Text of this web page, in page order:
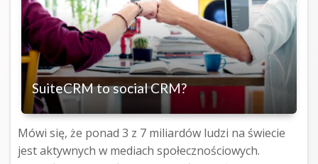
SuiteCRM to social CRM?
Mówi się, że ponad 3 z 7 miliardów ludzi na świecie
jest aktywnych w mediach społecznościowych.